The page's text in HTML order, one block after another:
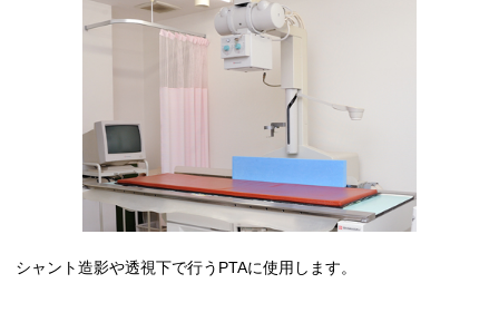
シャント造影や透視下で行うPTAに使用します。